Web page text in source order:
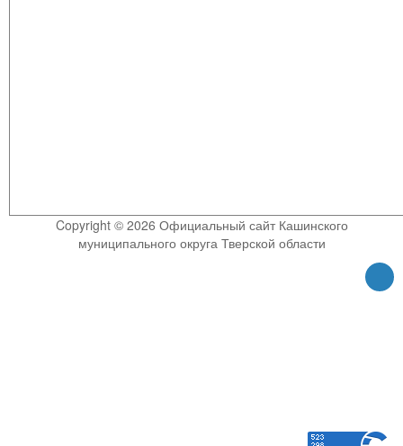
Copyright © 2026 Официальный сайт Кашинского
муниципального округа Тверской области